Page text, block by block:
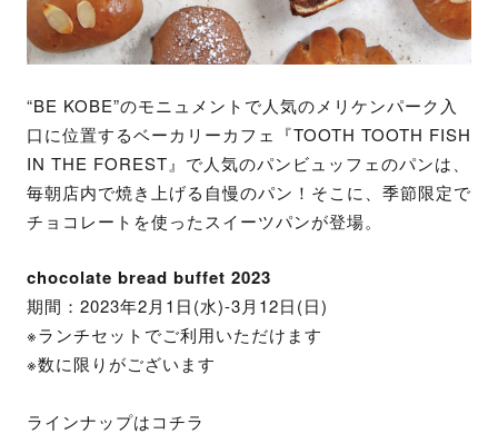
“BE KOBE”のモニュメントで人気のメリケンパーク入
口に位置するベーカリーカフェ『TOOTH TOOTH FISH
IN THE FOREST』で人気のパンビュッフェのパンは、
毎朝店内で焼き上げる自慢のパン！そこに、季節限定で
チョコレートを使ったスイーツパンが登場。
chocolate bread buffet 2023
期間：2023年2月1日(水)-3月12日(日)
※ランチセットでご利用いただけます
※数に限りがございます
ラインナップはコチラ